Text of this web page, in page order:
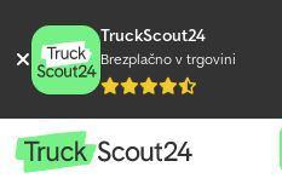
TruckScout24
Brezplačno v trgovini